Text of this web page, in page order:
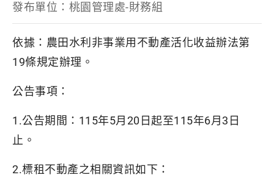
發布單位： 桃園管理處-財務組
依據：農田水利非事業用不動產活化收益辦法第
19條規定辦理。
公告事項：
1.公告期間：115年5月20日起至115年6月3日
止。
2.標租不動產之相關資訊如下：